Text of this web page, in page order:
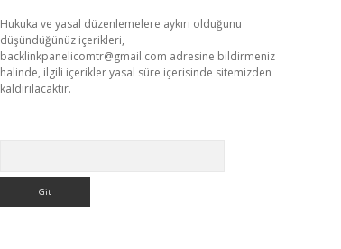
Hukuka ve yasal düzenlemelere aykırı olduğunu
düşündüğünüz içerikleri,
backlinkpanelicomtr@gmail.com adresine bildirmeniz
halinde, ilgili içerikler yasal süre içerisinde sitemizden
kaldırılacaktır.